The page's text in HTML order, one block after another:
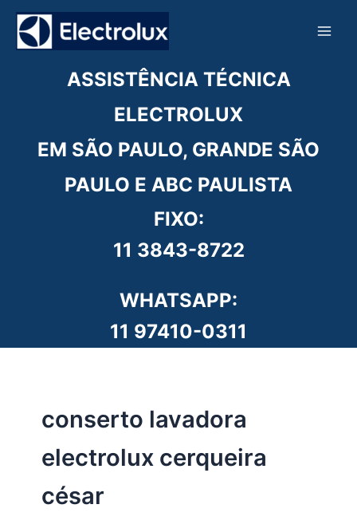
para
ASSISTÊNCIA TÉCNICA
ELECTROLUX
EM SÃO PAULO, GRANDE SÃO
PAULO E ABC PAULISTA
FIXO:
11 3843-8722
WHATSAPP:
11 97410-0311
conserto lavadora
electrolux cerqueira
césar